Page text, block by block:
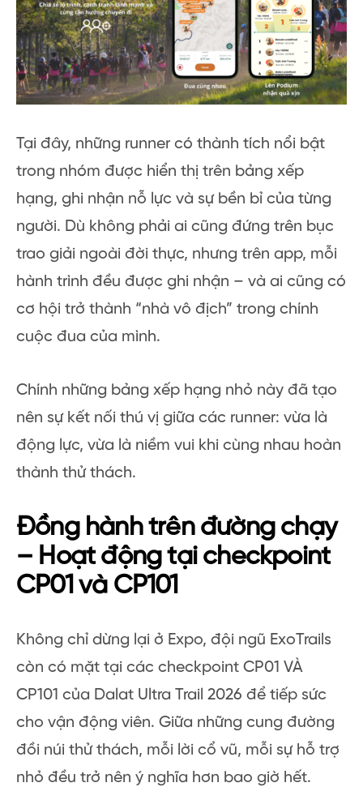
Tại đây, những runner có thành tích nổi bật
trong nhóm được hiển thị trên bảng xếp
hạng, ghi nhận nỗ lực và sự bền bỉ của từng
người. Dù không phải ai cũng đứng trên bục
trao giải ngoài đời thực, nhưng trên app, mỗi
hành trình đều được ghi nhận – và ai cũng có
cơ hội trở thành “nhà vô địch” trong chính
cuộc đua của mình.
Chính những bảng xếp hạng nhỏ này đã tạo
nên sự kết nối thú vị giữa các runner: vừa là
động lực, vừa là niềm vui khi cùng nhau hoàn
thành thử thách.
Đồng hành trên đường chạy
– Hoạt động tại checkpoint
CP01 và CP101
Không chỉ dừng lại ở Expo, đội ngũ ExoTrails
còn có mặt tại các checkpoint CP01 VÀ
CP101 của Dalat Ultra Trail 2026 để tiếp sức
cho vận động viên. Giữa những cung đường
đồi núi thử thách, mỗi lời cổ vũ, mỗi sự hỗ trợ
nhỏ đều trở nên ý nghĩa hơn bao giờ hết.